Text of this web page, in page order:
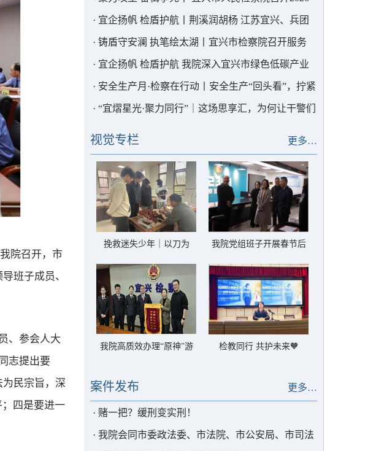
院召开，市
班子成员、
、参会人大
志提出要
民宗旨，深
四是要进一
年半年度“三个管理”情况分析研判会商会
· 宜企扬帆 检盾护航丨荆溪润胡杨 江苏宜兴、兵团
七师涉外检察共建成果入选国家级法学论坛
· 铸盾守安澜 执笔绘太湖丨宜兴市检察院召开服务
保障安全生产与太湖综合治理工作专题部署会
· 宜企扬帆 检盾护航 我院深入宜兴市绿色低碳产业
协会开展涉外法治专题调研
· 安全生产月·检察在行动丨安全生产“回头看”，拧紧
生产“安全阀”
· “宜熠星光·聚力同行”｜这场思享汇，为何让干警们
更多…
视觉专栏
挽救迷失少年｜以刀为
我院党组班子开展春节后
我院高质效办理“原神”游
检教同行 共护未来🧡
更多…
案件发布
· 赌一把？缓刑变实刑！
· 我院会同市委政法委、市法院、市公安局、市司法